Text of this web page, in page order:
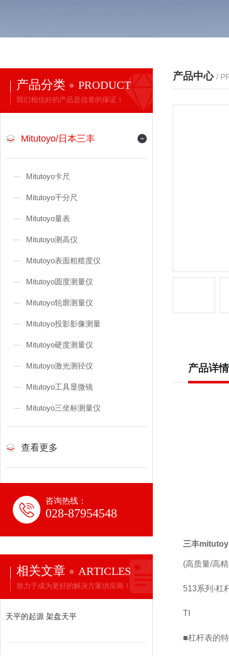
产品分类 PRODUCT
我们相信好的产品是信誉的保证！
Mitutoyo/日本三丰
Mitutoyo卡尺
Mitutoyo千分尺
Mitutoyo量表
Mitutoyo测高仪
Mitutoyo表面粗糙度仪
Mitutoyo圆度测量仪
Mitutoyo轮廓测量仪
Mitutoyo投影影像测量
Mitutoyo硬度测量仪
Mitutoyo激光测径仪
Mitutoyo工具显微镜
Mitutoyo三坐标测量仪
查看更多
咨询热线：
028-87954548
相关文章 ARTICLES
致力于成为更好的解决方案供应商！
天平的起源 架盘天平
产品中心 /
产品详情
三丰
(高质量/高
513系列-杠
TI
■杠杆表的